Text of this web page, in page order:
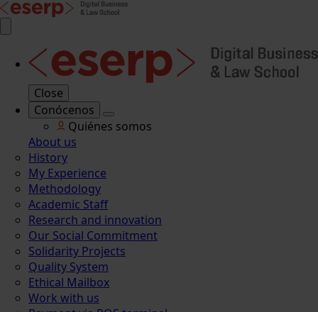
Close
Conócenos
Quiénes somos
About us
History
My Experience
Methodology
Academic Staff
Research and innovation
Our Social Commitment
Solidarity Projects
Quality System
Ethical Mailbox
Work with us